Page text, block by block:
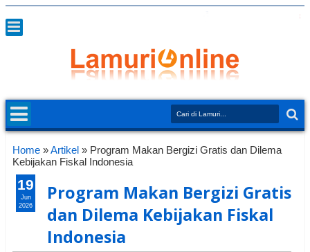
Home »Artikel » Program Makan Bergizi Gratis dan Dilema
Kebijakan Fiskal Indonesia
Program Makan Bergizi Gratis
dan Dilema Kebijakan Fiskal
Indonesia
19
Jun
2026